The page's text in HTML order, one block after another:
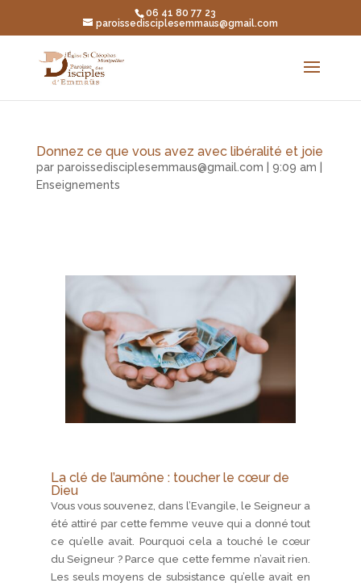
06 41 80 77 23
paroissedisciplesemmaus@gmail.com
Donnez ce que vous avez avec libéralité et joie
par paroissedisciplesemmaus@gmail.com 9:09 am
Enseignements
La clé de l’aumône : toucher le cœur de
Dieu
Vous vous souvenez, dans l’Evangile, le Seigneur a
été attiré par cette femme veuve qui a donné tout
ce qu’elle avait. Pourquoi cela a touché le cœur
du Seigneur ? Parce que cette femme n’avait rien.
Les seuls moyens de subsistance qu’elle avait en